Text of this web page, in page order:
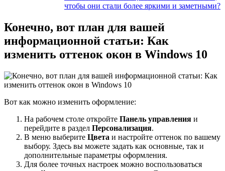
чтобы они стали более яркими и заметными?
Конечно, вот план для вашей
информационной статьи: Как
изменить оттенок окон в Windows 10
Вот как можно изменить оформление:
На рабочем столе откройте Панель управления и
перейдите в раздел Персонализация.
В меню выберите Цвета и настройте оттенок по вашему
выбору. Здесь вы можете задать как основные, так и
дополнительные параметры оформления.
Для более точных настроек можно воспользоваться